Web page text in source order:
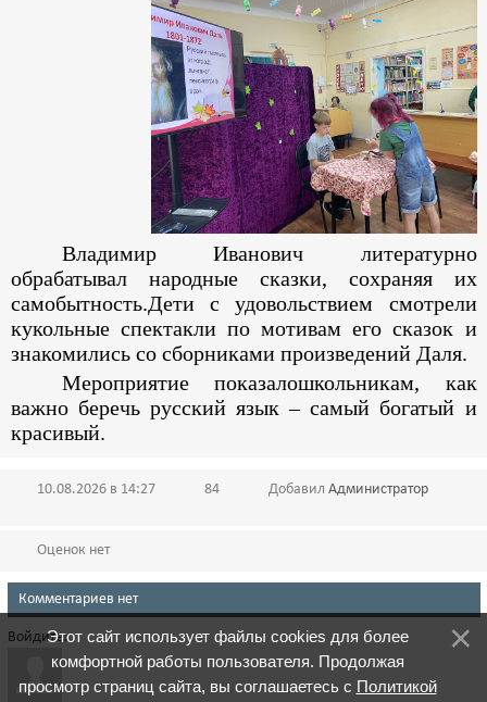
Владимир Иванович литературно
обрабатывал народные сказки, сохраняя их
самобытность.Дети с удовольствием смотрели
кукольные спектакли по мотивам его сказок и
знакомились со сборниками произведений Даля.
Мероприятие показалошкольникам, как
важно беречь русский язык – самый богатый и
красивый.
10.08.2026 в 14:27 84 Добавил Администратор
Оценок нет
Комментариев нет
Войдите:Этот сайт использует файлы cookies для более
комфортной работы пользователя. Продолжая
просмотр страниц сайта, вы соглашаетесь с Политикой